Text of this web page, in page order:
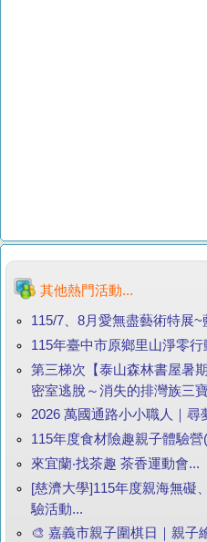
其他熱門活動...
115/7、8月愛無盡藝術特展~
115年臺中市原鄉里山淨零
第三梯次【泰山森林書屋暑
密室逃脫～消失的排灣族三
2026 萬國通路小小職人｜尋
115年度食材險趣親子體驗
來宜蘭‧找茶趣 茶香運動會...
[慈濟大學]115年度親海無礙
驗活動...
🎨 嘉義市親子圍棋日｜親子